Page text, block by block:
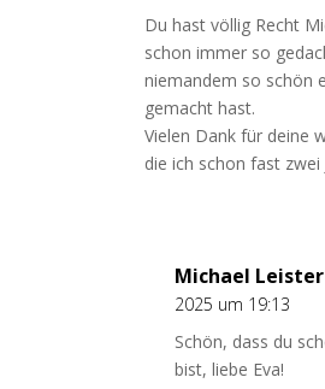
Du hast völlig Recht
schon immer so
niemandem so schön
gemacht hast.
Vielen Dank für deine
die ich schon fast zwei
Michael Leister
2025 um 19:13
Schön, dass du
bist, liebe Eva!